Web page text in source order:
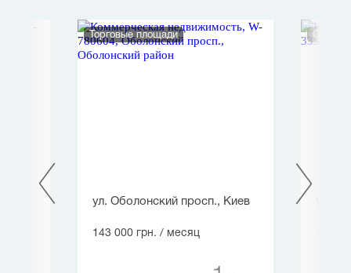
Торговые площади
ул. Оболонский просп., Киев
143 000 грн. / месяц
Офис